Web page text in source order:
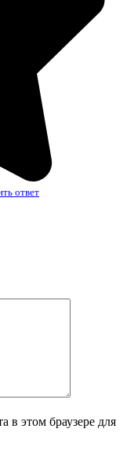
ответ
в этом браузере для